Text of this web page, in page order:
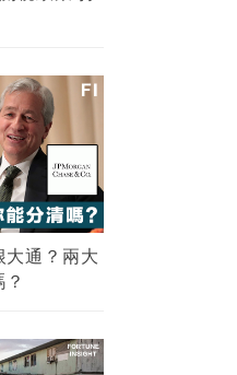
大通？兩大